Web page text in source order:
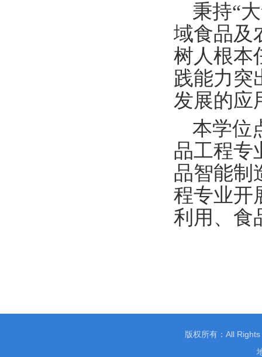
秉持“
域食品及
树人根本
践能力突
发展的应
本学位
品工程专
品智能制
程专业开
利用、食
版权所有：All